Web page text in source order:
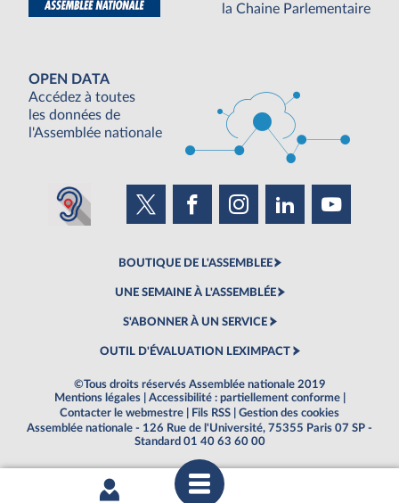
la Chaine Parlementaire
OPEN DATA
Accédez à toutes
les données de
l'Assemblée nationale
BOUTIQUE DE L'ASSEMBLEE
UNE SEMAINE À L'ASSEMBLÉE
S'ABONNER À UN SERVICE
OUTIL D'ÉVALUATION LEXIMPACT
©Tous droits réservés Assemblée nationale 2019
Mentions légales
Accessibilité : partiellement conforme
Contacter le webmestre
Fils RSS
Gestion des cookies
Assemblée nationale - 126 Rue de l'Université, 75355 Paris 07 SP -
Standard 01 40 63 60 00